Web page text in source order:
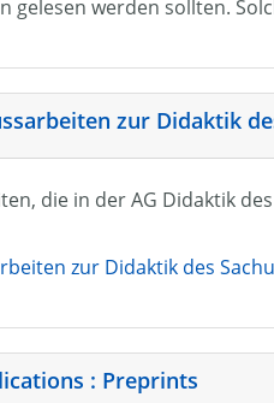
gelesen werden sollten.
zur Didaktik
die in der AG Didaktik
zur Didaktik des
: Preprints